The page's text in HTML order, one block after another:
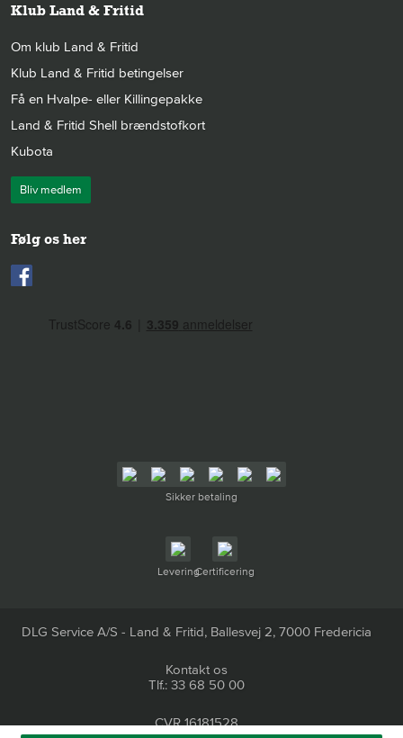
Klub Land & Fritid
Om klub Land & Fritid
Klub Land & Fritid betingelser
Få en Hvalpe- eller Killingepakke
Land & Fritid Shell brændstofkort
Kubota
Bliv medlem
Følg os her
Sikker betaling
LeveringCertificering
DLG Service A/S - Land & Fritid, Ballesvej 2, 7000 Fredericia
Kontakt os
Tlf.: 33 68 50 00
CVR 16181528